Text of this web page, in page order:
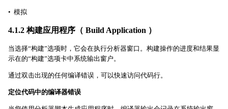
• 模拟
4.1.2 构建应用程序（ Build Application ）
当选择“构建”选项时，它会在执行分析器窗口。构建操作的进度和结果显
示在的“构建”选项卡中系统输出窗户。
通过双击出现的任何编译错误，可以快速访问代码行。
定位代码中的编译器错误